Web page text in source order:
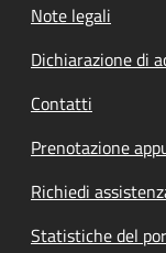
Note legali
Dichiarazione di
Contatti
Prenotazione
Richiedi
Statistiche del